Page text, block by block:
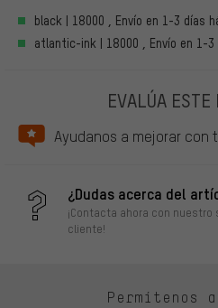
black | 18000 , Envío en 1-3 días
atlantic-ink | 18000 , Envío en 1-3
EVALÚA ESTE
Ayudanos a mejorar con
¿Dudas acerca del
¡Contacta ahora con
cliente!
Permítenos